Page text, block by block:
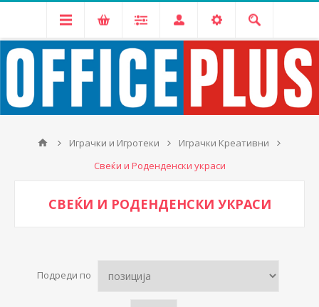
Играчки и Игротеки
Играчки Креативни
Свеќи и Роденденски украси
СВЕЌИ И РОДЕНДЕНСКИ УКРАСИ
Подреди по